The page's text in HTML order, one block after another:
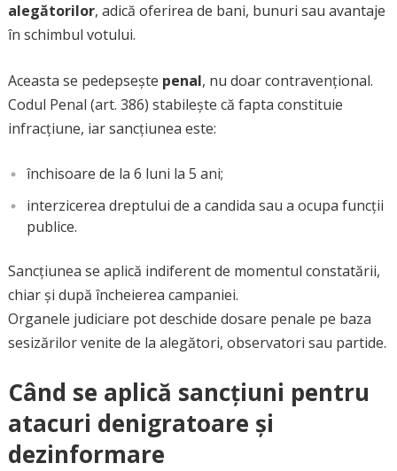
alegătorilor, adică oferirea de bani, bunuri sau avantaje
în schimbul votului.
Aceasta se pedepsește penal, nu doar contravențional.
Codul Penal (art. 386) stabilește că fapta constituie
infracțiune, iar sancțiunea este:
închisoare de la 6 luni la 5 ani;
interzicerea dreptului de a candida sau a ocupa funcții
publice.
Sancțiunea se aplică indiferent de momentul constatării,
chiar și după încheierea campaniei.
Organele judiciare pot deschide dosare penale pe baza
sesizărilor venite de la alegători, observatori sau partide.
Când se aplică sancțiuni pentru
atacuri denigratoare și
dezinformare